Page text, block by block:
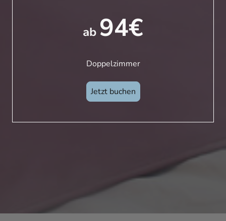
ab 94€
Doppelzimmer
Jetzt buchen